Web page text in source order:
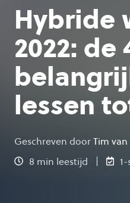
Hybride
2022: de
lessen
Geschreven doorTim
8 min leestijd